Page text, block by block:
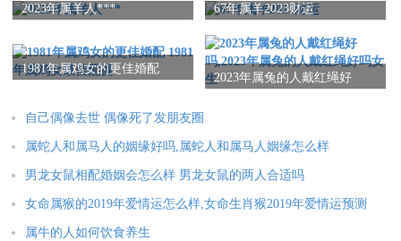
属马人2025年全年运势详解 属羊人2025年全年运势详解
属猴人2025年全年运势详解 属鸡人2025年全年运势详解
属狗人2025年全年运势详解 属猪人2025年全年运势详解
本文： 属猴男与属鼠女婚姻如何,属猴男和属鼠女婚姻相配吗？
2023年属羊人*** 67年属羊2023财运
1981年属鸡女的更佳婚配
2023年属兔的人戴红绳好
自己偶像去世 偶像死了发朋友圈
属蛇人和属马人的姻缘好吗,属蛇人和属马人姻缘怎么样
男龙女鼠相配婚姻会怎么样 男龙女鼠的两人合适吗
女命属猴的2019年爱情运怎么样,女命生肖猴2019年爱情运预测
属牛的人如何饮食养生